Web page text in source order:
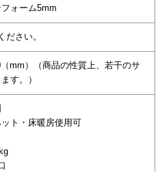
ォーム5mm
ださい。
mm）（商品の性質上、若干のサ
す。）
ト・床暖房使用可